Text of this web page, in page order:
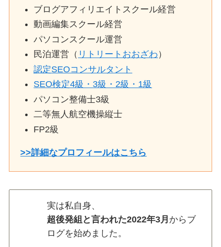
ブログアフィリエイトスクール経営
動画編集スクール経営
パソコンスクール運営
民泊運営（ リトリートおおざわ ）
認定SEOコンサルタント
SEO検定4級・3級・2級・1級
パソコン整備士3級
二等無人航空機操縦士
FP2級
>>詳細なプロフィールはこちら
実は私自身、
超後発組と言われた2022年3月 からブ
ログを始めました。